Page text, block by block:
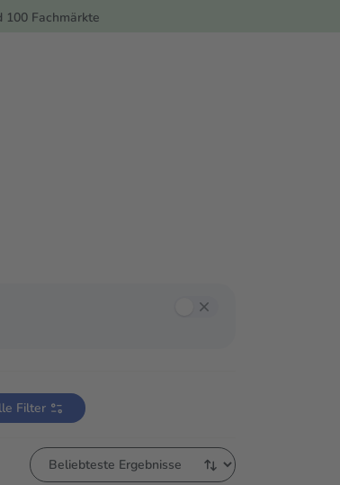
100 Fachmärkte
Tab-Taste zwischen den Filtern navigieren und mit Enter
Filter